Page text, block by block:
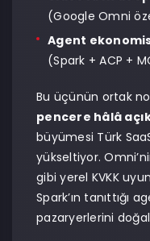
(Google Omni
Agent
(Spark + ACP +
Bu üçünün ortak
pencere hâlâ
büyümesi Türk
yükseltiyor.
gibi yerel KVKK
Spark’ın tanıttığı
pazaryerlerini doğal